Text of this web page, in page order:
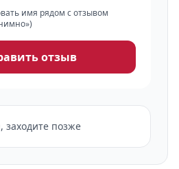
имя рядом с отзывом
отзыв
заходите позже